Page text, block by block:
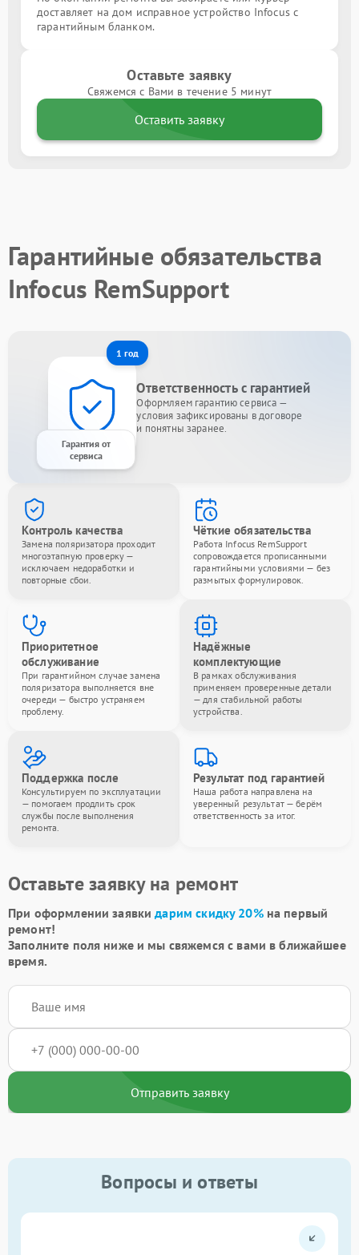
доставляет на дом исправное устройство Infocus с
гарантийным бланком.
Оставьте заявку
Свяжемся с Вами в течение 5 минут
Оставить заявку
Гарантийные обязательства
Infocus RemSupport
1 год
Гарантия от
сервиса
Ответственность с гарантией
Оформляем гарантию сервиса —
условия зафиксированы в договоре
и понятны заранее.
Контроль качества
Замена поляризатора проходит
многоэтапную проверку —
исключаем недоработки и
повторные сбои.
Чёткие обязательства
Работа Infocus RemSupport
сопровождается прописанными
гарантийными условиями — без
размытых формулировок.
Приоритетное
обслуживание
При гарантийном случае замена
поляризатора выполняется вне
очереди — быстро устраняем
проблему.
Надёжные
комплектующие
В рамках обслуживания
применяем проверенные детали
— для стабильной работы
устройства.
Поддержка после
Консультируем по эксплуатации
— помогаем продлить срок
службы после выполнения
ремонта.
Результат под гарантией
Наша работа направлена на
уверенный результат — берём
ответственность за итог.
Оставьте заявку на ремонт
При оформлении заявкидарим скидку 20%на первый
ремонт!
Заполните поля ниже и мы свяжемся с вами в ближайшее
время.
Отправить заявку
Вопросы и ответы